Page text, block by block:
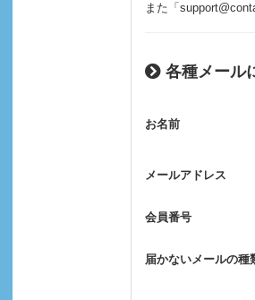
また「
各種メール
お名前
メールアドレス
会員番号
届かないメールの種